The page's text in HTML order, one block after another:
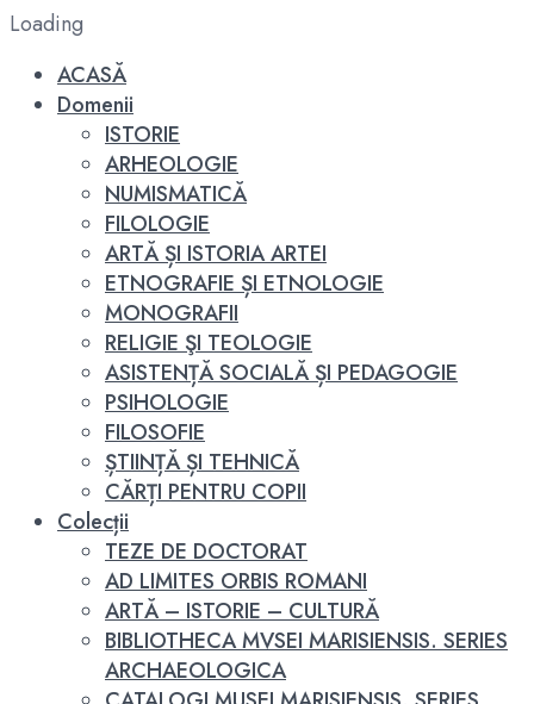
Loading
ACASĂ
Domenii
ISTORIE
ARHEOLOGIE
NUMISMATICĂ
FILOLOGIE
ARTĂ ȘI ISTORIA ARTEI
ETNOGRAFIE ȘI ETNOLOGIE
MONOGRAFII
RELIGIE ŞI TEOLOGIE
ASISTENȚĂ SOCIALĂ ȘI PEDAGOGIE
PSIHOLOGIE
FILOSOFIE
ȘTIINȚĂ ȘI TEHNICĂ
CĂRȚI PENTRU COPII
Colecții
TEZE DE DOCTORAT
AD LIMITES ORBIS ROMANI
ARTĂ – ISTORIE – CULTURĂ
BIBLIOTHECA MVSEI MARISIENSIS. SERIES
ARCHAEOLOGICA